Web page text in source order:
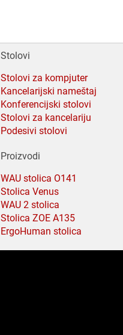
Stolovi
Stolovi za kompjuter
Kancelarijski nameštaj
Konferencijski stolovi
Stolovi za kancelariju
Podesivi stolovi
Proizvodi
WAU stolica O141
Stolica Venus
WAU 2 stolica
Stolica ZOE A135
ErgoHuman stolica